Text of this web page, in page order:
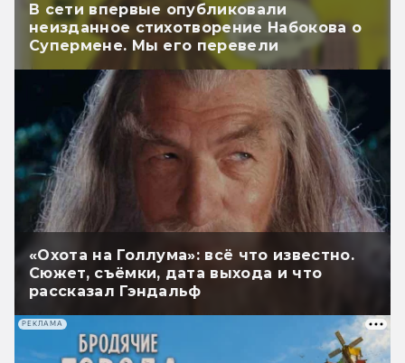
В сети впервые опубликовали
неизданное стихотворение Набокова о
Супермене. Мы его перевели
«Охота на Голлума»: всё что известно.
Сюжет, съёмки, дата выхода и что
рассказал Гэндальф
РЕКЛАМА